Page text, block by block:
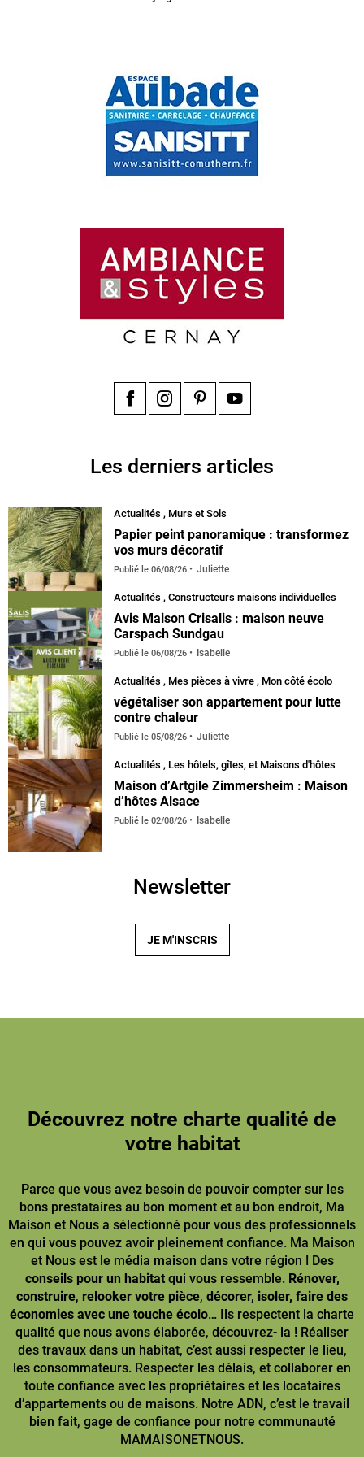
Les derniers articles
Actualités , Murs et Sols
Papier peint panoramique : transformez
vos murs décoratif
Publié le 06/08/26 Juliette
Actualités , Constructeurs maisons individuelles
Avis Maison Crisalis : maison neuve
Carspach Sundgau
Publié le 06/08/26 Isabelle
Actualités , Mes pièces à vivre , Mon côté écolo
végétaliser son appartement pour lutte
contre chaleur
Publié le 05/08/26 Juliette
Actualités , Les hôtels, gîtes, et Maisons d'hôtes
Maison d’Artgile Zimmersheim : Maison
d’hôtes Alsace
Publié le 02/08/26 Isabelle
Newsletter
JE M'INSCRIS
Découvrez notre charte qualité de
votre habitat
Parce que vous avez besoin de pouvoir compter sur les
bons prestataires au bon moment et au bon endroit, Ma
Maison et Nous a sélectionné pour vous des professionnels
en qui vous pouvez avoir pleinement confiance. Ma Maison
et Nous est le média maison dans votre région ! Des
conseils pour un habitatqui vous ressemble. Rénover,
construire, relooker votre pièce, décorer, isoler, faire des
économies avec une touche écolo… Ils respectent la charte
qualité que nous avons élaborée, découvrez- la ! Réaliser
des travaux dans un habitat, c’est aussi respecter le lieu,
les consommateurs. Respecter les délais, et collaborer en
toute confiance avec les propriétaires et les locataires
d’appartements ou de maisons. Notre ADN, c’est le travail
bien fait, gage de confiance pour notre communauté
MAMAISONETNOUS.